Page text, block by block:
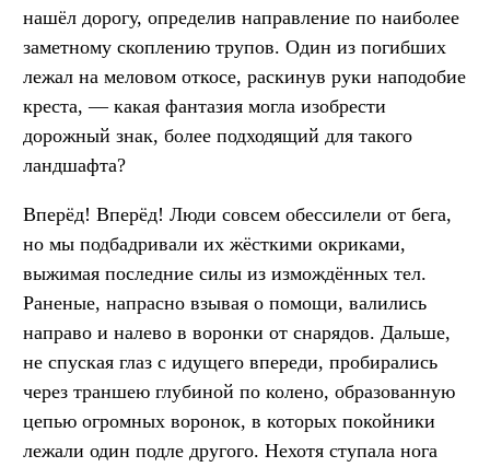
нашёл дорогу, определив направление по наиболее
заметному скоплению трупов. Один из погибших
лежал на меловом откосе, раскинув руки наподобие
креста, — какая фантазия могла изобрести
дорожный знак, более подходящий для такого
ландшафта?
Вперёд! Вперёд! Люди совсем обессилели от бега,
но мы подбадривали их жёсткими окриками,
выжимая последние силы из измождённых тел.
Раненые, напрасно взывая о помощи, валились
направо и налево в воронки от снарядов. Дальше,
не спуская глаз с идущего впереди, пробирались
через траншею глубиной по колено, образованную
цепью огромных воронок, в которых покойники
лежали один подле другого. Нехотя ступала нога